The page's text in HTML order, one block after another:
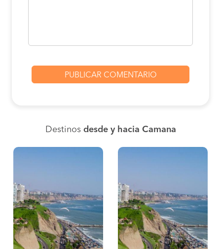
Destinos desde y hacia Camana